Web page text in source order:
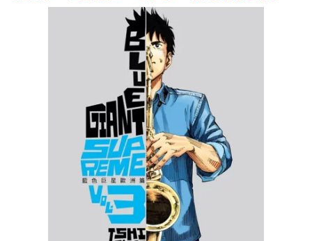
美食蛋糕 養生保健
3C家電 運動休閒
男裝 化妝保養
電子/紙本書
HOT